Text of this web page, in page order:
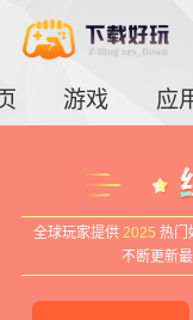
游戏 应
全球玩家提供 2025热门
不断更新